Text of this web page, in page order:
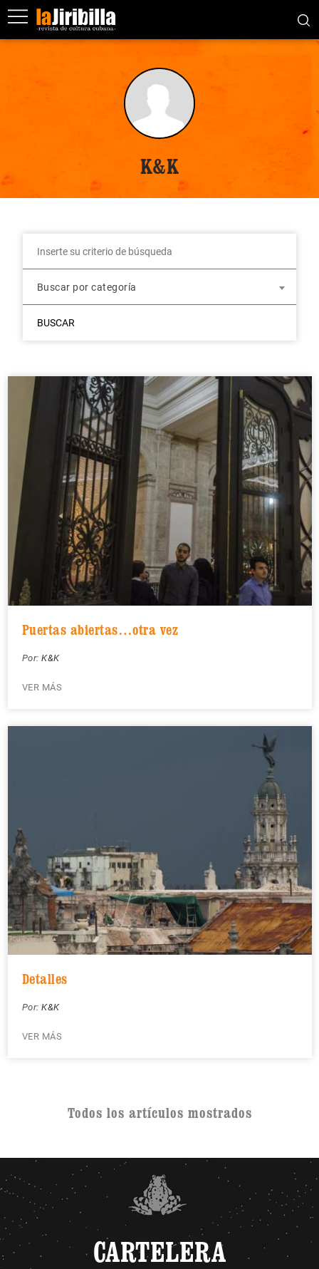
K&K
Buscar por categoría
BUSCAR
Puertas abiertas…otra vez
Por: K&K
VER MÁS
Detalles
Por: K&K
VER MÁS
Todos los artículos mostrados
CARTELERA